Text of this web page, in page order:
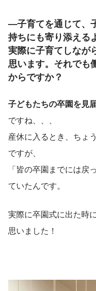
―子育てを通じて、
持ちにも寄り添える
実際に子育てしなが
思います。それでも
からですか？
子どもたちの卒園を見
ですね、、、
産休に入るとき、ちょ
ですが、
「皆の卒園までには戻
ていたんです。
実際に卒園式に出た時
思いました！